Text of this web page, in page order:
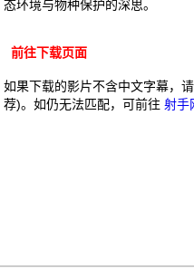
态环境与物种保护的深思。
前往下载页面
如果下载的影片不含中文字幕，
荐)。如仍无法匹配，可前往 射手